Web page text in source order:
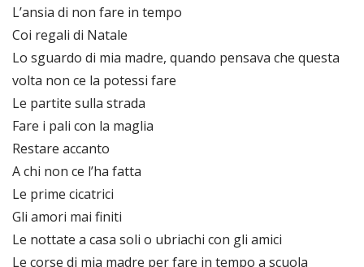
L’ansia di non fare in tempo
Coi regali di Natale
Lo sguardo di mia madre, quando pensava che questa
volta non ce la potessi fare
Le partite sulla strada
Fare i pali con la maglia
Restare accanto
A chi non ce l’ha fatta
Le prime cicatrici
Gli amori mai finiti
Le nottate a casa soli o ubriachi con gli amici
Le corse di mia madre per fare in tempo a scuola